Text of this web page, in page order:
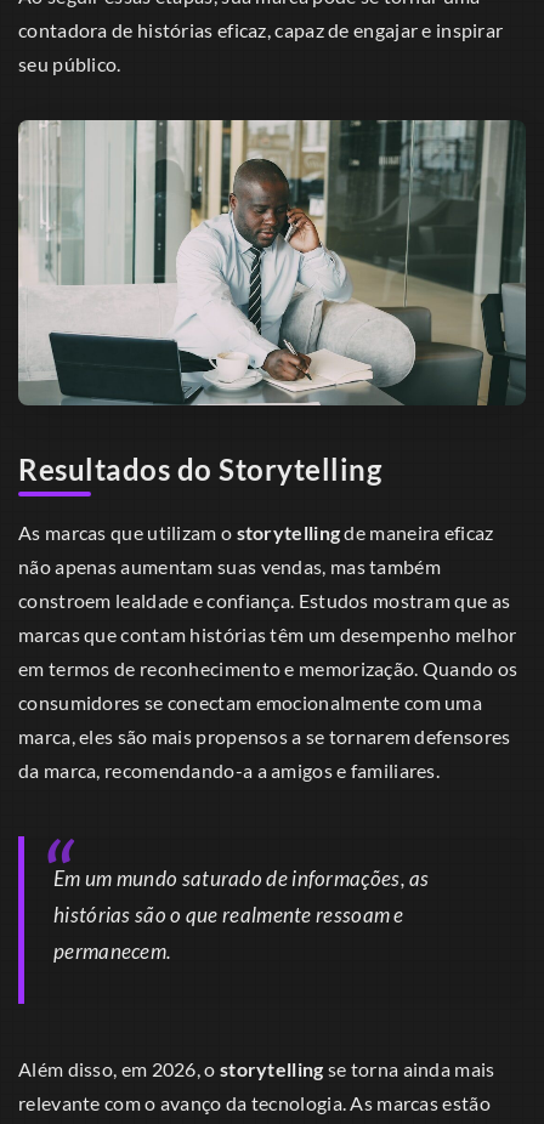
contadora de histórias eficaz, capaz de engajar e inspirar
seu público.
Resultados do Storytelling
As marcas que utilizam o storytellingde maneira eficaz
não apenas aumentam suas vendas, mas também
constroem lealdade e confiança. Estudos mostram que as
marcas que contam histórias têm um desempenho melhor
em termos de reconhecimento e memorização. Quando os
consumidores se conectam emocionalmente com uma
marca, eles são mais propensos a se tornarem defensores
da marca, recomendando-a a amigos e familiares.
Em um mundo saturado de informações, as
histórias são o que realmente ressoam e
permanecem.
Além disso, em 2026, o storytelling se torna ainda mais
relevante com o avanço da tecnologia. As marcas estão